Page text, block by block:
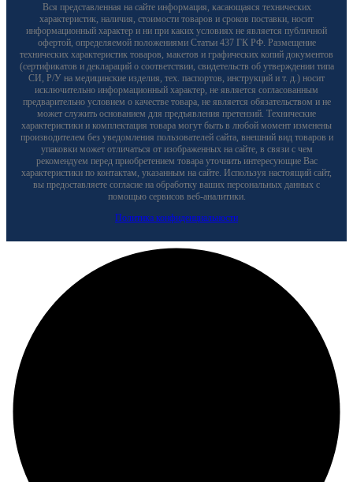
Вся представленная на сайте информация, касающаяся технических
характеристик, наличия, стоимости товаров и сроков поставки, носит
информационный характер и ни при каких условиях не является публичной
офертой, определяемой положениями Статьи 437 ГК РФ. Размещение
технических характеристик товаров, макетов и графических копий документов
(сертификатов и деклараций о соответствии, свидетельств об утверждении типа
СИ, Р/У на медицинские изделия, тех. паспортов, инструкций и т. д.) носит
исключительно информационный характер, не является согласованным
предварительно условием о качестве товара, не является обязательством и не
может служить основанием для предъявления претензий. Технические
характеристики и комплектация товара могут быть в любой момент изменены
производителем без уведомления пользователей сайта, внешний вид товаров и
упаковки может отличаться от изображенных на сайте, в связи с чем
рекомендуем перед приобретением товара уточнить интересующие Вас
характеристики по контактам, указанным на сайте. Используя настоящий сайт,
вы предоставляете согласие на обработку ваших персональных данных с
помощью сервисов веб-аналитики.
Политика конфиденциальности